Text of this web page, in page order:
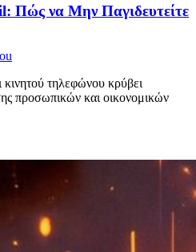
Πώς να Μην Παγιδευτείτε
τηλεφώνου κρύβει
προσωπικών και οικονομικών